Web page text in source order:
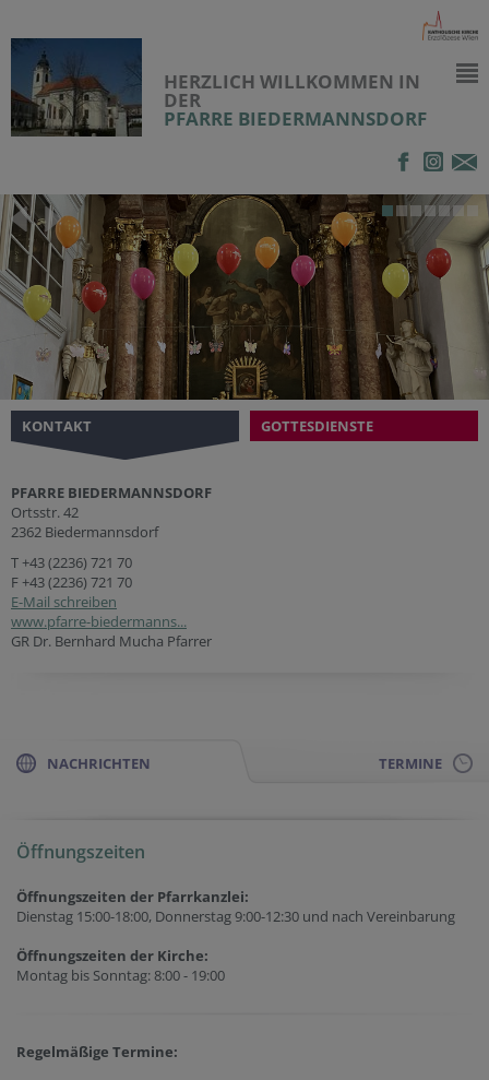
HERZLICH WILLKOMMEN IN
DER
PFARRE BIEDERMANNSDORF
KONTAKT GOTTESDIENSTE
PFARRE BIEDERMANNSDORF
Ortsstr. 42
2362 Biedermannsdorf
T+43 (2236) 721 70
F +43 (2236) 721 70
E-Mail schreiben
www.pfarre-biedermanns...
GR Dr. Bernhard Mucha Pfarrer
NACHRICHTEN TERMINE
Öffnungszeiten
Öffnungszeiten der Pfarrkanzlei:
Dienstag 15:00-18:00, Donnerstag 9:00-12:30 und nach Vereinbarung
Öffnungszeiten der Kirche:
Montag bis Sonntag: 8:00 - 19:00
Regelmäßige Termine: